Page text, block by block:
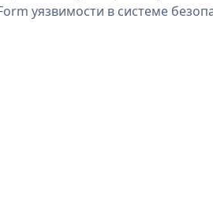
уязвимости в системе